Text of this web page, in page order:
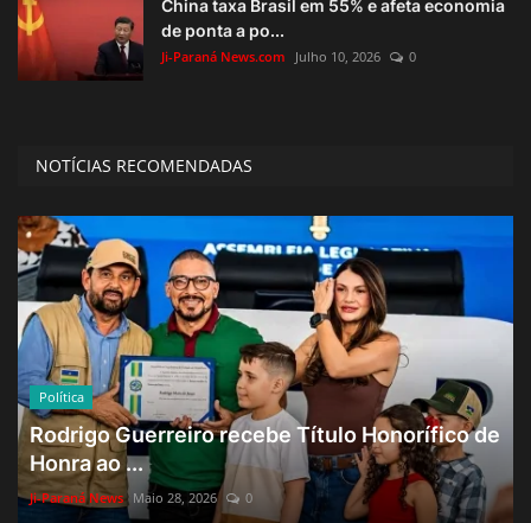
China taxa Brasil em 55% e afeta economia
de ponta a po...
Ji-Paraná News.com Julho 10, 2026 0
NOTÍCIAS RECOMENDADAS
Política
Rodrigo Guerreiro recebe Título Honorífico de
Honra ao ...
Ji-Paraná News Maio 28, 2026 0